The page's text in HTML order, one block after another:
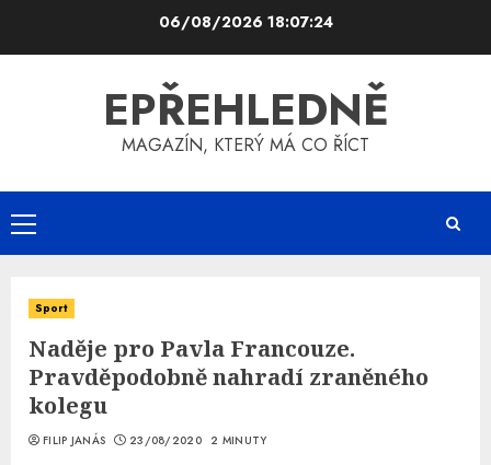
06/08/2026 18:07:25
EPŘEHLEDNĚ
MAGAZÍN, KTERÝ MÁ CO ŘÍCT
Primary
Menu
Sport
Naděje pro Pavla Francouze.
Pravděpodobně nahradí zraněného
kolegu
FILIP JANÁS 23/08/2020 2 MINUTY